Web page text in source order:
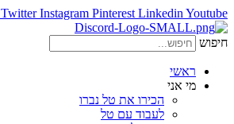
Twitter Instagram Pinterest Linkedin Youtube
חיפוש
ראשי
מי אני
הכירו את טל נברו
לעבוד עם טל